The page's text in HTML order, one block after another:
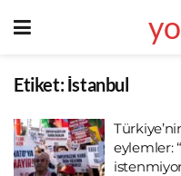
Etiket:İstanbul
eylemler: